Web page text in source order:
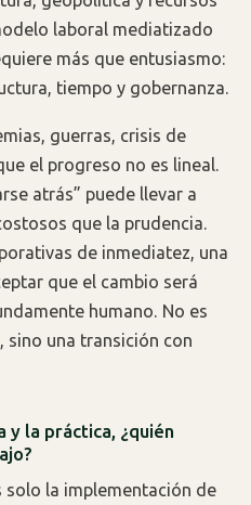
laboral mediatizado
más que entusiasmo:
tiempo y gobernanza.
guerras, crisis de
el progreso no es lineal.
atrás” puede llevar a
que la prudencia.
de inmediatez, una
que el cambio será
humano. No es
sino una transición con
la práctica, ¿quién
solo la implementación de